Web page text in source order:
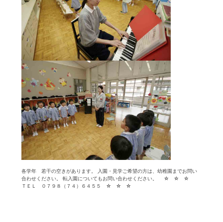
各学年 若干の空きがあります。 入園・見学ご希望の方は、幼稚園までお問い
合わせください。 転入園についてもお問い合わせください。 ☆ ☆ ☆
ＴＥＬ ０７９８（７４）６４５５ ☆ ☆ ☆